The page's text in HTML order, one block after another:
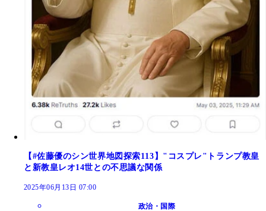
【#佐藤優のシン世界地図探索113】"コスプレ"トランプ教皇
と新教皇レオ14世との不思議な関係
2025年06月13日 07:00
政治・国際